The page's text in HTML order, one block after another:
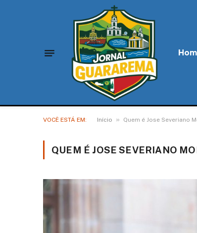
VOCÊ ESTÁ EM: Início » Quem é Jose Severiano
QUEM É JOSE SEVERIANO